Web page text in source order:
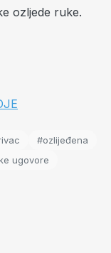
ozljede ruke.
#ozlijeđena
ugovore